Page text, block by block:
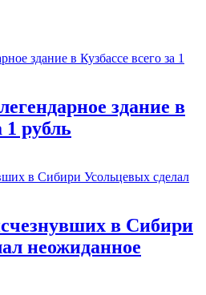
здание в
1 рубль
в Сибири
неожиданное